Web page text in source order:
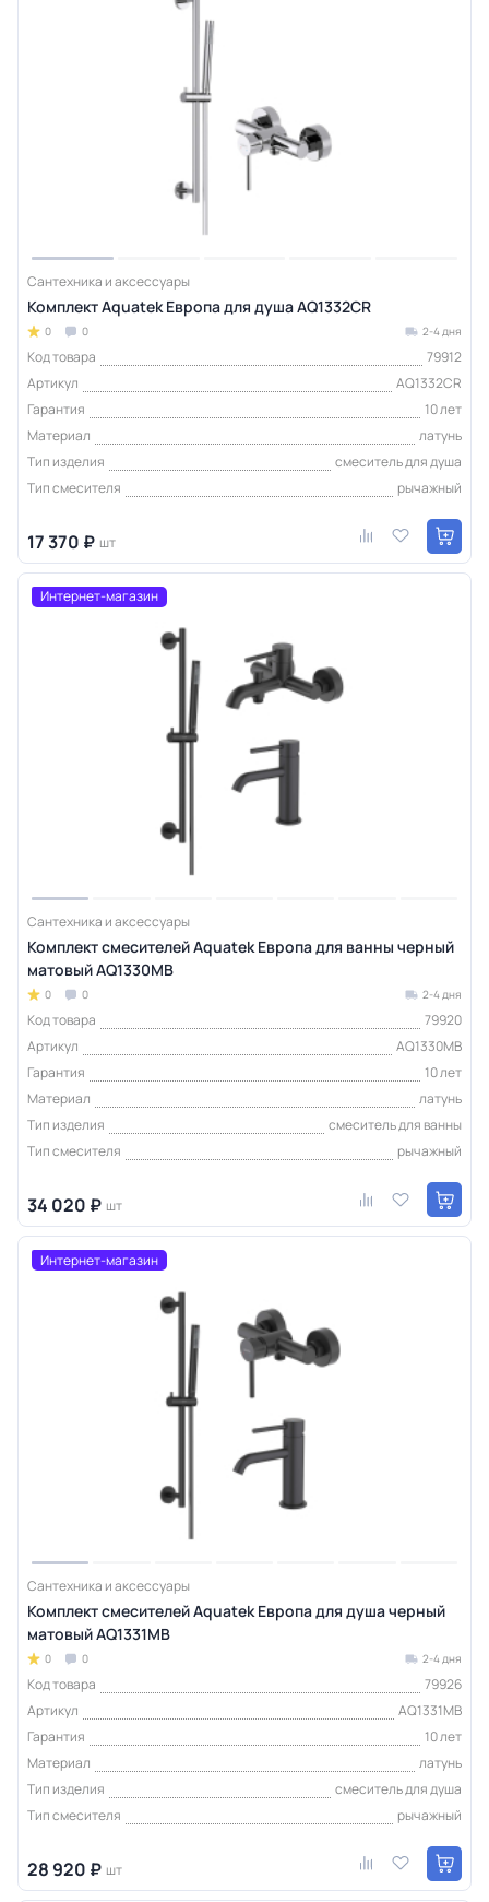
Сантехника и аксессуары
Комплект Aquatek Европа для душа AQ1332CR
0 0 2-4 дня
Код товара
79912
Артикул
AQ1332CR
Гарантия
10 лет
Материал
латунь
Тип изделия
смеситель для душа
Тип смесителя
рычажный
17 370 ₽ шт
Интернет-магазин
Сантехника и аксессуары
Комплект смесителей Aquatek Европа для ванны черный
матовый AQ1330MB
0 0 2-4 дня
Код товара
79920
Артикул
AQ1330MB
Гарантия
10 лет
Материал
латунь
Тип изделия
смеситель для ванны
Тип смесителя
рычажный
34 020 ₽ шт
Интернет-магазин
Сантехника и аксессуары
Комплект смесителей Aquatek Европа для душа черный
матовый AQ1331MB
0 0 2-4 дня
Код товара
79926
Артикул
AQ1331MB
Гарантия
10 лет
Материал
латунь
Тип изделия
смеситель для душа
Тип смесителя
рычажный
28 920 ₽ шт